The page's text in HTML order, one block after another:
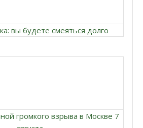
вы будете смеяться долго
громкого взрыва в Москве 7